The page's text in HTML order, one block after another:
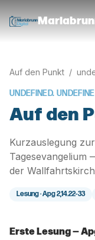
Auf den Punkt /
UNDEFINED.
Auf den
Kurzauslegung
Tagesevangelium
der
Lesung ·Apg 2,14.22-33
Erste Lesung —